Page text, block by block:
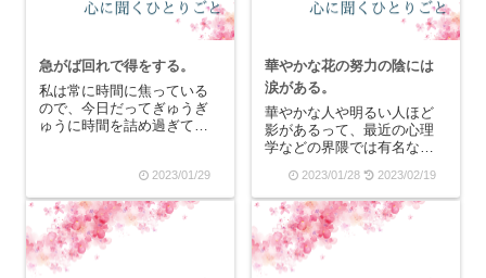
急がば回れで得をする。
私は常に時間に焦っている
ので、今日だってぎゅうぎ
ゅうに時間を詰め過ぎて、
た。(簡易書留なので、宅配
ボックスやポスト使えない
のが辛い)で、なんでこんな
ことになったのかという
と、昨日サロンの撤収作...
2023/01/29
華やかな花の努力の陰には
涙がある。
華やかな人や明るい人ほど
影があるって、最近の心理
学などの界隈では有名なん
るい人ほど努力家であった
り、はたまた暗い人がじゃ
あ努力家でないのか？とい
うとそういうことでもない
と思うんです。なぜ、人
は“明るい”“暗い”に区別...
2023/01/28 2023/02/19